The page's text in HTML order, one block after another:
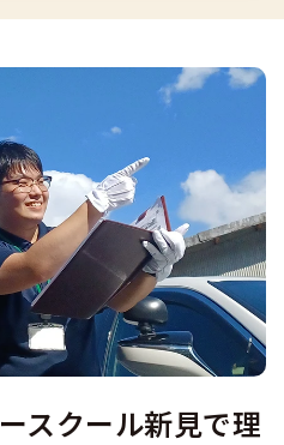
て
普通二輪
準中型車
大型車
けん引
スクール新見で理